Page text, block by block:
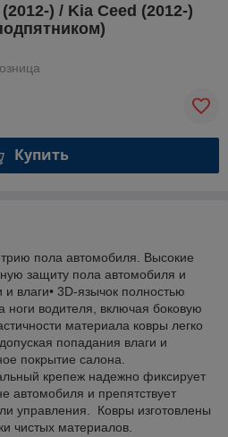
) / Kia Ceed (2012-)
Купить
пола автомобиля. Высокие
защиту пола автомобиля и
и влаги• 3D-язычок полностью
ноги водителя, включая боковую
материала ковры легко
попадания влаги и
покрытие салона.
крепеж надежно фиксирует
автомобиля и препятствует
управления. Ковры изготовлены
чистых материалов.